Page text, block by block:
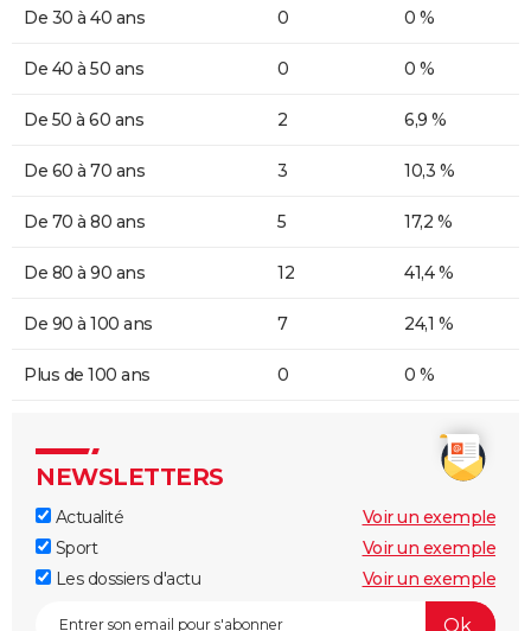
De 30 à 40 ans 0 0 %
De 40 à 50 ans 0 0 %
De 50 à 60 ans 2 6,9 %
De 60 à 70 ans 3 10,3 %
De 70 à 80 ans 5 17,2 %
De 80 à 90 ans 12 41,4 %
De 90 à 100 ans 7 24,1 %
Plus de 100 ans 0 0 %
NEWSLETTERS
Actualité
Voir un exemple
Sport
Voir un exemple
Les dossiers d'actu
Voir un exemple